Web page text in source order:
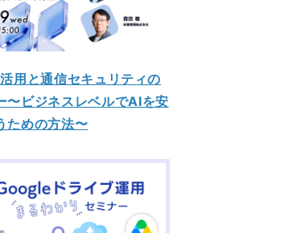
用と通信セキュリティの
〜ビジネスレベルでAIを安
ための方法〜